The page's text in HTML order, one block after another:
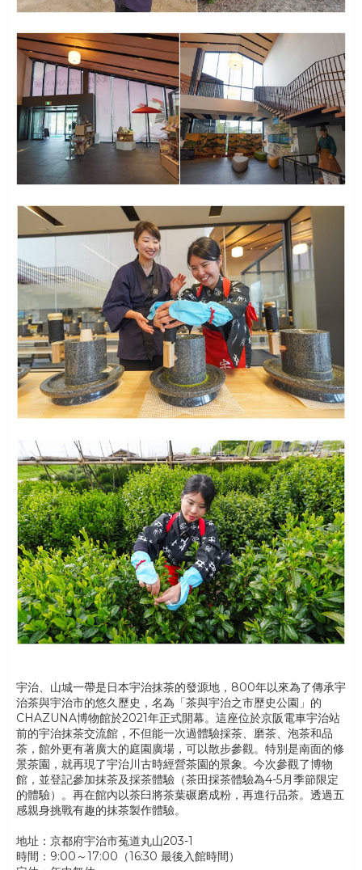
宇治、山城一帶是日本宇治抹茶的發源地，800年以來為了傳承宇
治茶與宇治市的悠久歷史，名為「茶與宇治之市歷史公園」的
CHAZUNA博物館於2021年正式開幕。這座位於京阪電車宇治站
前的宇治抹茶交流館，不但能一次過體驗採茶、磨茶、泡茶和品
茶，館外更有著廣大的庭園廣場，可以散步參觀。特別是南面的修
景茶園，就再現了宇治川古時經營茶園的景象。今次參觀了博物
館，並登記參加抹茶及採茶體驗（茶田採茶體驗為4-5月季節限定
的體驗）。再在館內以茶臼將茶葉碾磨成粉，再進行品茶。透過五
感親身挑戰有趣的抹茶製作體驗。
地址：京都府宇治市菟道丸山203-1
時間：9:00～17:00（16:30 最後入館時間）